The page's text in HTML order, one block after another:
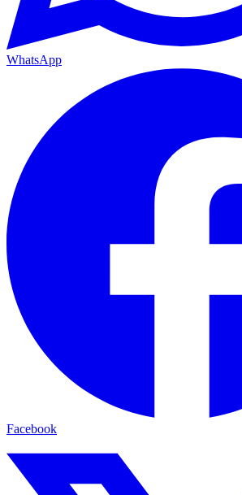
WhatsApp
Facebook